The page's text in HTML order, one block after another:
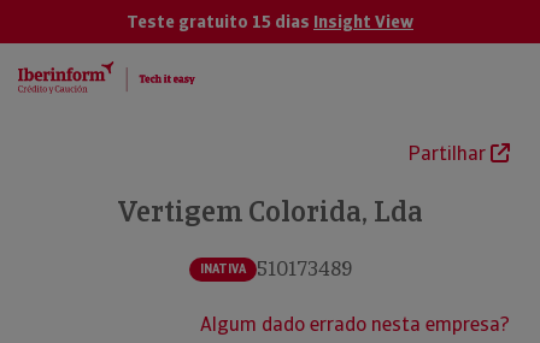
Teste gratuito 15 dias Insight View
Partilhar
Vertigem Colorida, Lda
INATIVA 510173489
Algum dado errado nesta empresa?